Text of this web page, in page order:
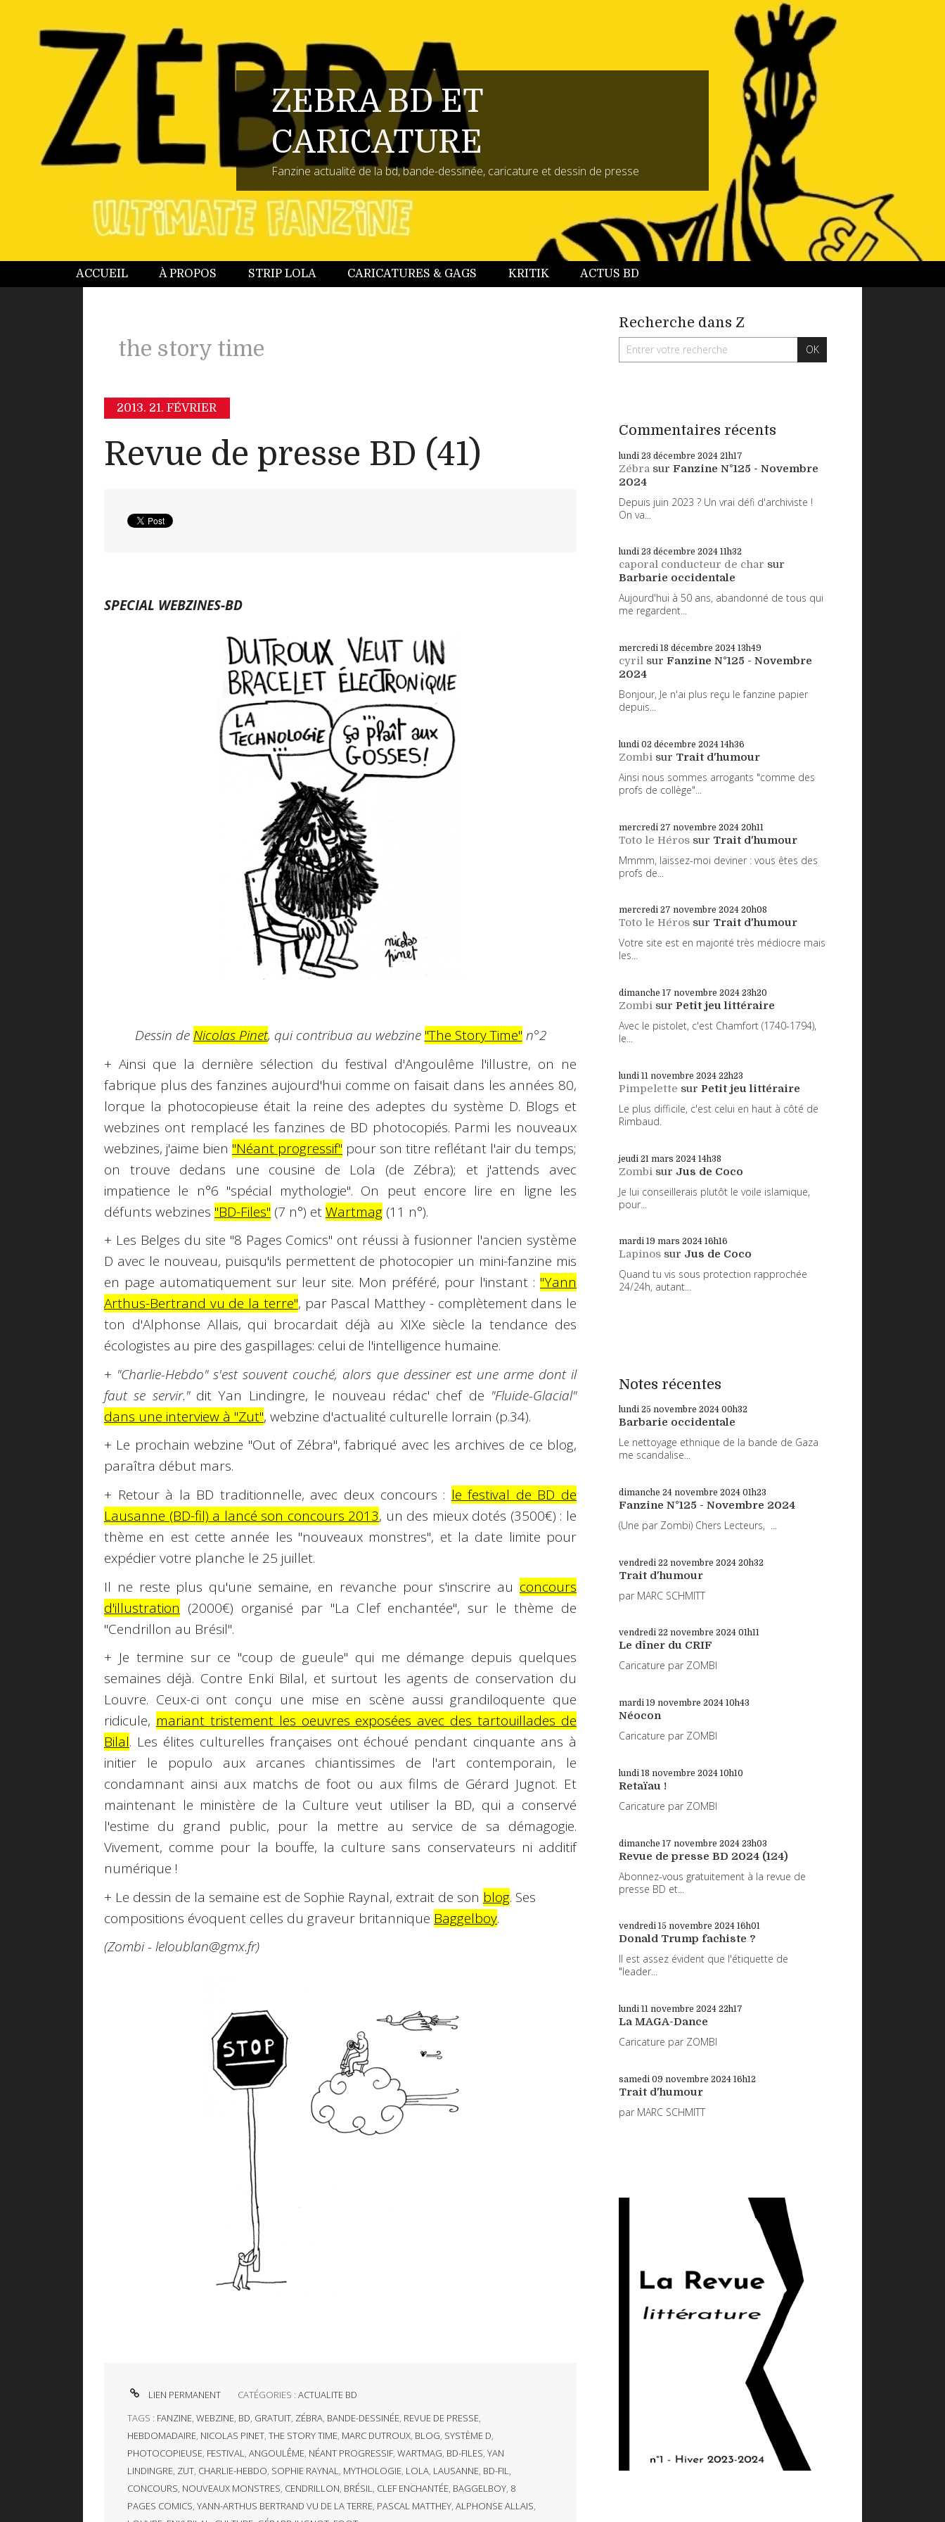
ZEBRA BD ET
CARICATURE
Fanzine actualité de la bd, bande-dessinée, caricature et dessin de presse
ACCUEIL À PROPOS STRIP LOLA CARICATURES & GAGS KRITIK ACTUS BD
the story time
2013. 21. FÉVRIER
Revue de presse BD (41)
SPECIAL WEBZINES-BD
Dessin de Nicolas Pinet, qui contribua au webzine "The Story Time" n°2
+ Ainsi que la dernière sélection du festival d'Angoulême l'illustre, on ne
fabrique plus des fanzines aujourd'hui comme on faisait dans les années 80,
lorque la photocopieuse était la reine des adeptes du système D. Blogs et
webzines ont remplacé les fanzines de BD photocopiés. Parmi les nouveaux
webzines, j'aime bien "Néant progressif" pour son titre reflétant l'air du temps;
on trouve dedans une cousine de Lola (de Zébra); et j'attends avec
impatience le n°6 "spécial mythologie". On peut encore lire en ligne les
défunts webzines "BD-Files" (7 n°) etWartmag (11 n°).
+ Les Belges du site "8 Pages Comics" ont réussi à fusionner l'ancien système
D avec le nouveau, puisqu'ils permettent de photocopier un mini-fanzine mis
en page automatiquement sur leur site. Mon préféré, pour l'instant : "Yann
Arthus-Bertrand vu de la terre", par Pascal Matthey - complètement dans le
ton d'Alphonse Allais, qui brocardait déjà au XIXe siècle la tendance des
écologistes au pire des gaspillages: celui de l'intelligence humaine.
+ "Charlie-Hebdo" s'est souvent couché, alors que dessiner est une arme dont il
faut se servir." dit Yan Lindingre, le nouveau rédac' chef de "Fluide-Glacial"
dans une interview à "Zut", webzine d'actualité culturelle lorrain (p.34).
+ Le prochain webzine "Out of Zébra", fabriqué avec les archives de ce blog,
paraîtra début mars.
+ Retour à la BD traditionnelle, avec deux concours : le festival de BD de
Lausanne (BD-fil) a lancé son concours 2013, un des mieux dotés (3500€) : le
thème en est cette année les "nouveaux monstres", et la date limite pour
expédier votre planche le 25 juillet.
Il ne reste plus qu'une semaine, en revanche pour s'inscrire au concours
d'illustration (2000€) organisé par "La Clef enchantée", sur le thème de
"Cendrillon au Brésil".
+ Je termine sur ce "coup de gueule" qui me démange depuis quelques
semaines déjà. Contre Enki Bilal, et surtout les agents de conservation du
Louvre. Ceux-ci ont conçu une mise en scène aussi grandiloquente que
ridicule, mariant tristement les oeuvres exposées avec des tartouillades de
Bilal. Les élites culturelles françaises ont échoué pendant cinquante ans à
initier le populo aux arcanes chiantissimes de l'art contemporain, le
condamnant ainsi aux matchs de foot ou aux films de Gérard Jugnot. Et
maintenant le ministère de la Culture veut utiliser la BD, qui a conservé
l'estime du grand public, pour la mettre au service de sa démagogie.
Vivement, comme pour la bouffe, la culture sans conservateurs ni additif
numérique !
+ Le dessin de la semaine est de Sophie Raynal, extrait de son blog. Ses
compositions évoquent celles du graveur britannique Baggelboy.
(Zombi - leloublan@gmx.fr)
LIEN PERMANENT CATÉGORIES :ACTUALITE BD
TAGS : FANZINE, WEBZINE, BD, GRATUIT, ZÉBRA, BANDE-DESSINÉE, REVUE DE PRESSE,
HEBDOMADAIRE, NICOLAS PINET, THE STORY TIME, MARC DUTROUX, BLOG, SYSTÈME D,
PHOTOCOPIEUSE, FESTIVAL, ANGOULÊME, NÉANT PROGRESSIF, WARTMAG, BD-FILES, YAN
LINDINGRE, ZUT, CHARLIE-HEBDO, SOPHIE RAYNAL, MYTHOLOGIE, LOLA, LAUSANNE, BD-FIL,
CONCOURS, NOUVEAUX MONSTRES, CENDRILLON, BRÉSIL, CLEF ENCHANTÉE, BAGGELBOY, 8
PAGES COMICS, YANN-ARTHUS BERTRAND VU DE LA TERRE, PASCAL MATTHEY, ALPHONSE ALLAIS,
Recherche dans Z
Commentaires récents
lundi 23 décembre 2024 21h17
Zébra sur Fanzine N°125 - Novembre
2024
Depuis juin 2023 ? Un vrai défi d'archiviste !
On va...
lundi 23 décembre 2024 11h32
caporal conducteur de char sur
Barbarie occidentale
Aujourd'hui à 50 ans, abandonné de tous qui
me regardent...
mercredi 18 décembre 2024 13h49
cyril sur Fanzine N°125 - Novembre
2024
Bonjour, Je n'ai plus reçu le fanzine papier
depuis...
lundi 02 décembre 2024 14h36
Zombi sur Trait d'humour
Ainsi nous sommes arrogants "comme des
profs de collège"...
mercredi 27 novembre 2024 20h11
Toto le Héros sur Trait d'humour
Mmmm, laissez-moi deviner : vous êtes des
profs de...
mercredi 27 novembre 2024 20h08
Toto le Héros sur Trait d'humour
Votre site est en majorité très médiocre mais
les...
dimanche 17 novembre 2024 23h20
Zombi sur Petit jeu littéraire
Avec le pistolet, c'est Chamfort (1740-1794),
le...
lundi 11 novembre 2024 22h23
Pimpelette sur Petit jeu littéraire
Le plus difficile, c'est celui en haut à côté de
Rimbaud.
jeudi 21 mars 2024 14h38
Zombi sur Jus de Coco
Je lui conseillerais plutôt le voile islamique,
pour...
mardi 19 mars 2024 16h16
Lapinos sur Jus de Coco
Quand tu vis sous protection rapprochée
24/24h, autant...
Notes récentes
lundi 25 novembre 2024 00h32
Barbarie occidentale
Le nettoyage ethnique de la bande de Gaza
me scandalise...
dimanche 24 novembre 2024 01h23
Fanzine N°125 - Novembre 2024
(Une par Zombi) Chers Lecteurs, ...
vendredi 22 novembre 2024 20h32
Trait d'humour
par MARC SCHMITT
vendredi 22 novembre 2024 01h11
Le dîner du CRIF
Caricature par ZOMBI
mardi 19 novembre 2024 10h43
Néocon
Caricature par ZOMBI
lundi 18 novembre 2024 10h10
Retaïau !
Caricature par ZOMBI
dimanche 17 novembre 2024 23h03
Revue de presse BD 2024 (124)
Abonnez-vous gratuitement à la revue de
presse BD et...
vendredi 15 novembre 2024 16h01
Donald Trump fachiste ?
Il est assez évident que l'étiquette de
"leader...
lundi 11 novembre 2024 22h17
La MAGA-Dance
Caricature par ZOMBI
samedi 09 novembre 2024 16h12
Trait d'humour
par MARC SCHMITT